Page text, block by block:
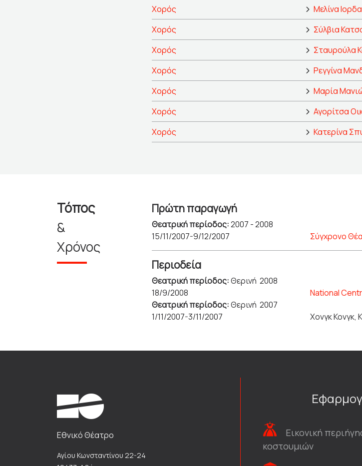
Χορός
Μελίνα
Χορός
Σύλβια
Χορός
Σταυρούλα
Χορός
Ρεγγίνα
Χορός
Μαρία
Χορός
Αγορίτσα
Χορός
Κατερίνα
Τόπος
&
Χρόνος
Πρώτη παραγωγή
Θεατρική περίοδος:2007 - 2008
15/11/2007-9/12/2007
Σύγχρονο
Περιοδεία
Θεατρική περίοδος:Θερινή 2008
18/9/2008
Νational
Θεατρική περίοδος:Θερινή 2007
1/11/2007-3/11/2007
Χονγκ Κονγκ,
Εθνικό Θέατρο
Αγίου Κωνσταντίνου 22-24
Εικονική
κοστουμιών